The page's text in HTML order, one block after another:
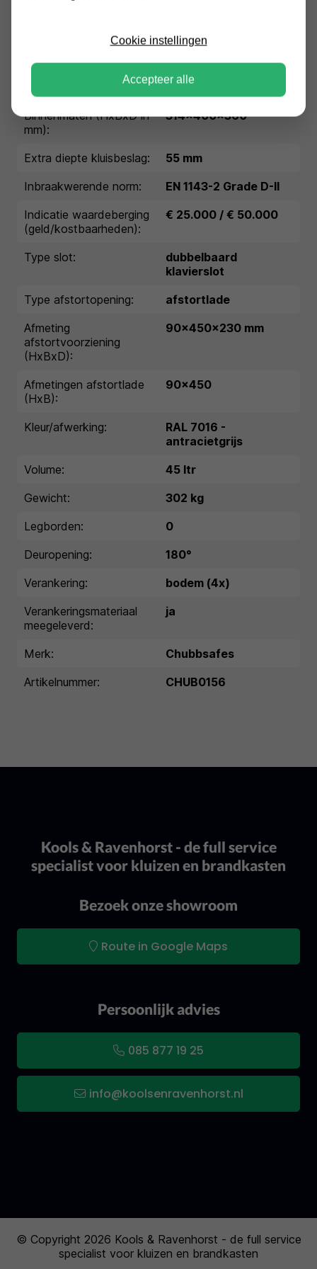
5055409508782
Buitenmaten (HxBxD in
687x500x521
Binnenmaten (HxBxD in
mm):
314x400x360
Extra diepte kluisbeslag:
55 mm
Inbraakwerende norm:
EN 1143-2 Grade D-II
Indicatie waardeberging
(geld/kostbaarheden):
€ 25.000 / € 50.000
Type slot:
dubbelbaard
klavierslot
Type afstortopening:
afstortlade
Afmeting
afstortvoorziening
(HxBxD):
90x450x230 mm
Afmetingen afstortlade
(HxB):
90x450
Kleur/afwerking:
RAL 7016 -
antracietgrijs
Volume:
45 ltr
Gewicht:
302 kg
Legborden:
0
Deuropening:
180°
Verankering:
bodem (4x)
Verankeringsmateriaal
meegeleverd:
ja
Merk:
Chubbsafes
Artikelnummer:
CHUB0156
Kools & Ravenhorst - de full service
specialist voor kluizen en brandkasten
Bezoek onze showroom
Route in Google Maps
Persoonlijk advies
085 877 19 25
info@koolsenravenhorst.nl
© Copyright 2026 Kools & Ravenhorst - de full service
specialist voor kluizen en brandkasten
Cookie instellingen
Accepteer alle